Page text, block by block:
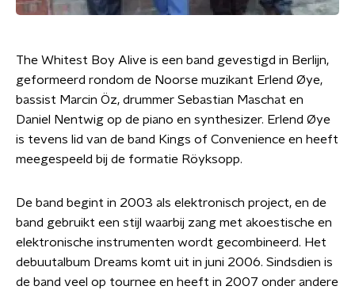
The Whitest Boy Alive is een band gevestigd in Berlijn,
geformeerd rondom de Noorse muzikant Erlend Øye,
bassist Marcin Öz, drummer Sebastian Maschat en
Daniel Nentwig op de piano en synthesizer. Erlend Øye
is tevens lid van de band Kings of Convenience en heeft
meegespeeld bij de formatie Röyksopp.
De band begint in 2003 als elektronisch project, en de
band gebruikt een stijl waarbij zang met akoestische en
elektronische instrumenten wordt gecombineerd. Het
debuutalbum Dreams komt uit in juni 2006. Sindsdien is
de band veel op tournee en heeft in 2007 onder andere